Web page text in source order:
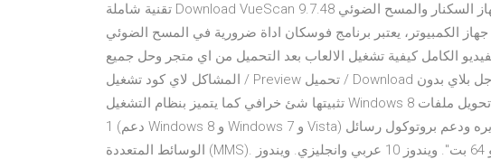
تقنية شاملة Download VueScan 9.7.48 برنامج فوسكان تطبيق يتيح لك تشغيل جهاز السكنار والمسح الضوئي
الكمبيوتر، يعتبر برنامج فوسكان اداة ضرورية في المسح الضوئي
الكامل كيفية تشغيل الالعاب بعد التحميل من اي متجر وحل جميع
المشاكل لاي كود تشغيل / Preview تحميل / Download تشغيل جميع الالعاب والبرامج الموجوده بجوجل بلاي بدون
تثبيتها شئ خرافي كما يتميز بنظام التشغيل Windows 8 الكامل. تحميل برنامج تحويل ملفات pdf الى word مجانا ثاني .
1 (دعم Windows 8 و Windows 7 و Vista) ومختطف الصفحات والمجدول المعاد تطويره ودعم بروتوكول رسائل
الوسائط المتعددة (MMS). ويندوز 8.1 "32 بت و 64 بت". ويندوز 10 عربي وانجليزي. ويندوز Vista. ويندوز XP. ويندوز